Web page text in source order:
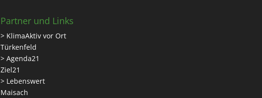
Partner und Links
> KlimaAktiv vor Ort
Türkenfeld
> Agenda21
Ziel21
> Lebenswert
Maisach